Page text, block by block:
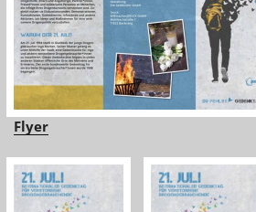
Flyer